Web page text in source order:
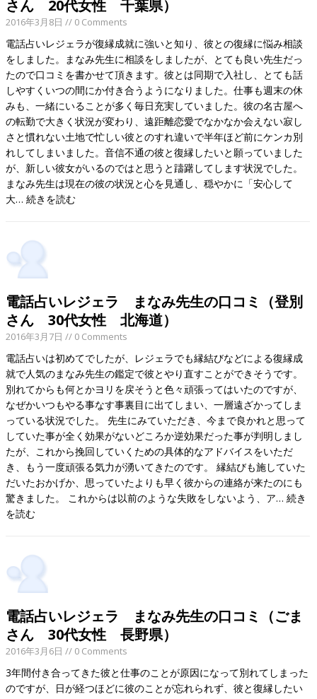
さん 20代女性 千葉県）
2016年3月8日 // 0 Comments
電話占いレジェラが復縁成就に強いと知り、彼との復縁に悩み相談
をしました。まなみ先生に相談をしましたが、とても良い先生だっ
たので口コミを書かせて頂きます。彼とは同期で入社し、とても話
しやすくいつの間にか付き合うようになりました。仕事も週末の休
みも、一緒にいることが多く毎日充実していました。彼の名古屋へ
の転勤で大きく状況が変わり、遠距離恋愛でなかなか会えない寂し
さと慣れない土地で忙しい彼とのすれ違いで半年ほど前にケンカ別
れしてしまいました。音信不通の彼と復縁したいと願っていました
が、新しい彼女がいるのではと思うと躊躇してします状況でした。
まなみ先生は現在の彼の状況と心を見通し、穏やかに「安心して
大…続きを読む
電話占いレジェラ まなみ先生の口コミ（登別
さん 30代女性 北海道）
2016年3月7日 // 0 Comments
電話占いは初めてでしたが、レジェラでも縁結びなどによる復縁成
就で人気のまなみ先生の鑑定で彼とやり直すことができそうです。
別れてからも何とかヨリを戻そうと色々頑張ってはいたのですが、
なぜかいつもやる事なす事裏目に出てしまい、一層遠ざかってしま
っている状況でした。 先生にみていただき、今まで良かれと思って
していた事が全く効果がないどころか逆効果だった事が判明しまし
たが、これから挽回していくための具体的なアドバイスをいただ
き、もう一度頑張る気力が湧いてきたのです。 縁結びも施していた
だいたおかげか、思っていたよりも早く彼からの連絡が来たのにも
驚きました。 これからは以前のような失敗をしないよう、ア…続き
を読む
電話占いレジェラ まなみ先生の口コミ（ごま
さん 30代女性 長野県）
2016年3月6日 // 0 Comments
3年間付き合ってきた彼と仕事のことが原因になって別れてしまった
のですが、日が経つほどに彼のことが忘れられず、彼と復縁したい